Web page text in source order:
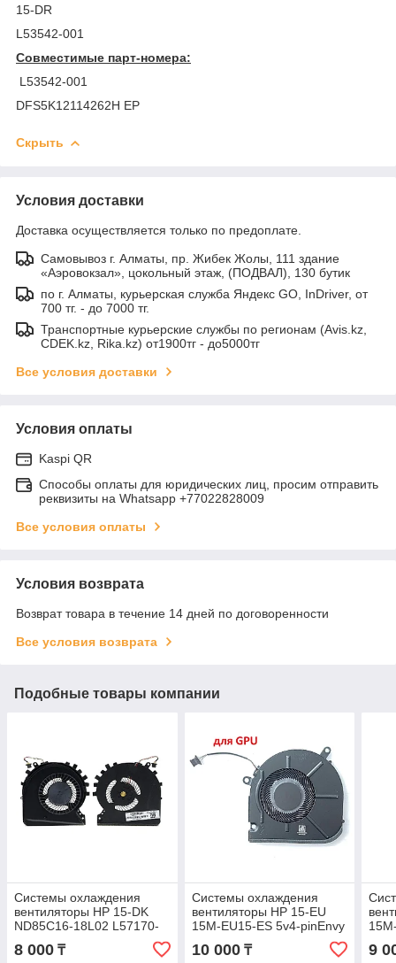
15-DR
L53542-001
Совместимые парт-номера:
L53542-001
DFS5K12114262H EP
Скрыть
Условия доставки
Доставка осуществляется только по предоплате.
Самовывоз г. Алматы, пр. Жибек Жолы, 111 здание
«Аэровокзал», цокольный этаж, (ПОДВАЛ), 130 бутик
по г. Алматы, курьерская служба Яндекс GO, InDriver, от
700 тг. - до 7000 тг.
Транспортные курьерские службы по регионам (Avis.kz,
CDEK.kz, Rika.kz) от1900тг - до5000тг
Все условия доставки
Условия оплаты
Kaspi QR
Способы оплаты для юридических лиц, просим отправить
реквизиты на Whatsapp +77022828009
Все условия оплаты
Условия возврата
Возврат товара в течение 14 дней по договоренности
Все условия возврата
Подобные товары компании
Системы охлаждения
вентиляторы HP 15-DK
ND85C16-18L02 L57170-
001 4-pin 5v Кулер FAN
для GPU вентилятор
8 000 ₸
Системы охлаждения
вентиляторы HP 15-EU
15M-EU15-ES 5v4-pinEnvy
X360 15-EU Кулер FAN
вентилятор для GPU
10 000₸
FAN
9